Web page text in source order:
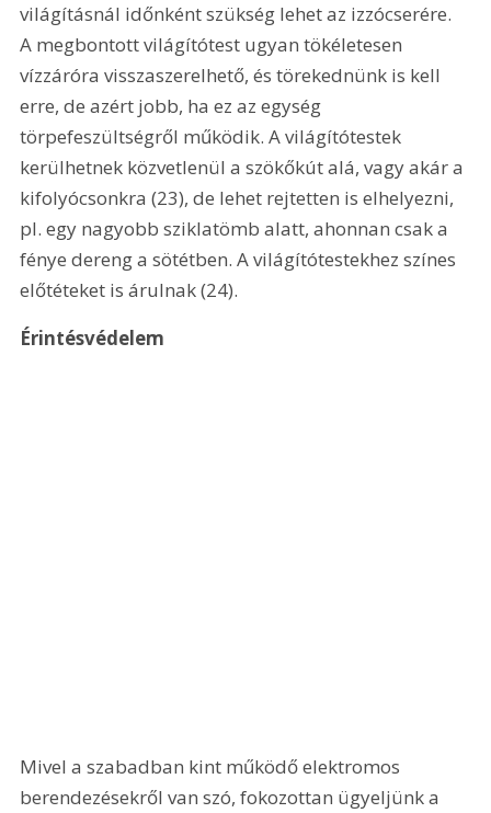
világításnál időnként szükség lehet az izzócserére.
A megbontott világítótest ugyan tökéletesen
vízzáróra visszaszerelhető, és törekednünk is kell
erre, de azért jobb, ha ez az egység
törpefeszültségről működik. A világítótestek
kerülhetnek közvetlenül a szökőkút alá, vagy akár a
kifolyócsonkra (23), de lehet rejtetten is elhelyezni,
pl. egy nagyobb sziklatömb alatt, ahonnan csak a
fénye dereng a sötétben. A világítótestekhez színes
előtéteket is árulnak (24).
Érintésvédelem
Mivel a szabadban kint működő elektromos
berendezésekről van szó, fokozottan ügyeljünk a